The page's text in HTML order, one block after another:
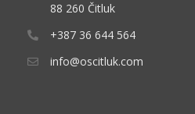
88 260 Čitluk
+387 36 644 564
info@oscitluk.com